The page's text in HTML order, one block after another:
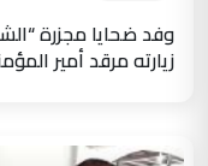
وفد ضحايا مجزرة
زيارته مرقد أمير